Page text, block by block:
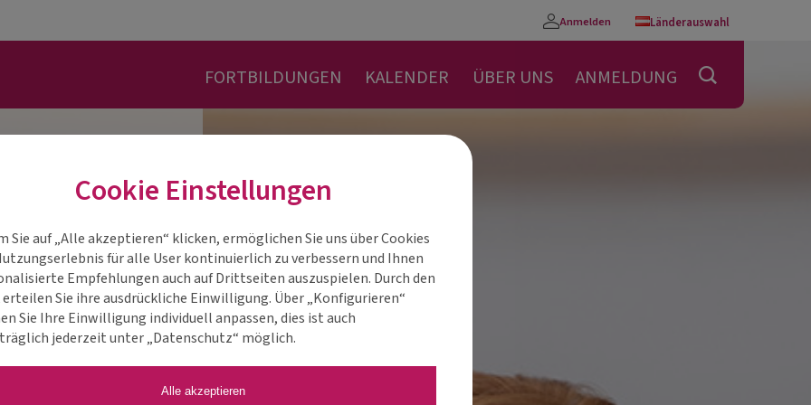
Anmelden
Konto
Länderauswahl
FORTBILDUNGEN KALENDER ÜBER UNS ANMELDUNG
Cookie Einstellungen
Sie auf „Alle akzeptieren“ klicken, ermöglichen Sie uns über Cookies
für alle User kontinuierlich zu verbessern und Ihnen
Empfehlungen auch auf Drittseiten auszuspielen. Durch den
Sie ihre ausdrückliche Einwilligung. Über „Konfigurieren“
Sie Ihre Einwilligung individuell anpassen, dies ist auch
jederzeit unter „Datenschutz“ möglich.
Alle akzeptieren